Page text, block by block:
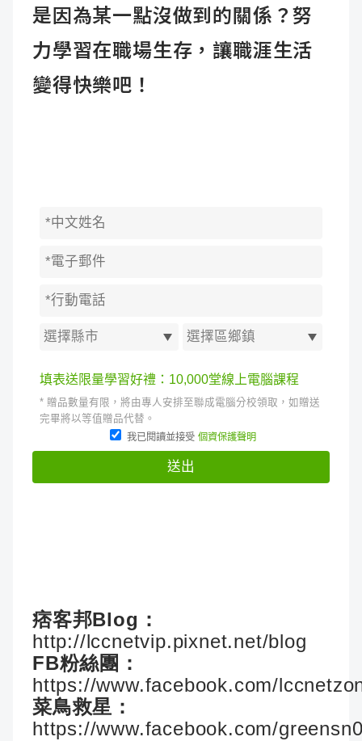
是因為某一點沒做到的關係？努
力學習在職場生存，讓職涯生活
變得快樂吧！
痞客邦Blog：
http://lccnetvip.pixnet.net/blog
FB粉絲團：
https://www.facebook.com/
菜鳥救星：
https://www.facebook.com/